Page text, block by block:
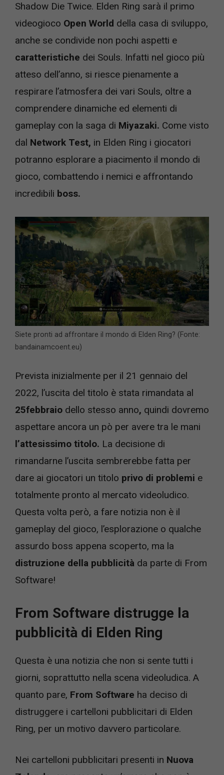
Shadow Die Twice. Elden Ring sarà il primo
videogioco Open World della casa di sviluppo,
anche se condivide non pochi aspetti e
caratteristiche dei Souls. Infatti nel gioco più
atteso dell’anno, si riesce pienamente a
respirare l’atmosfera dei vari Souls, oltre a
comprendere dinamiche ed elementi di
gameplay con la saga di Miyazaki. Come visto
dal Network Test, in Elden Ring i giocatori
potranno esplorare a piacimento il mondo di
gioco, combattendo i nemici e affrontando
incredibili boss.
Siete pronti ad affrontare il mondo di Elden Ring? (Fonte:
bandainamcoent.eu)
Prevista inizialmente per il 21 gennaio del
2022, l’uscita del titolo è stata rimandata al
25febbraio dello stesso anno, quindi dovremo
aspettare ancora un pò per avere tra le mani
l’attesissimo titolo. La decisione di
rimandarne l’uscita sembrerebbe fatta per
dare ai giocatori un titolo privo di problemi e
totalmente pronto al mercato videoludico.
Questa volta però, a fare notizia non è il
gameplay del gioco, l’esplorazione o qualche
assurdo boss appena scoperto, ma la
distruzione della pubblicità da parte di From
Software!
From Software distrugge la
pubblicità di Elden Ring
Questa è una notizia che non si sente tutti i
giorni, soprattutto nella scena videoludica. A
quanto pare, From Software ha deciso di
distruggere i cartelloni pubblicitari di Elden
Ring, per un motivo davvero particolare.
Nei cartelloni pubblicitari presenti in Nuova